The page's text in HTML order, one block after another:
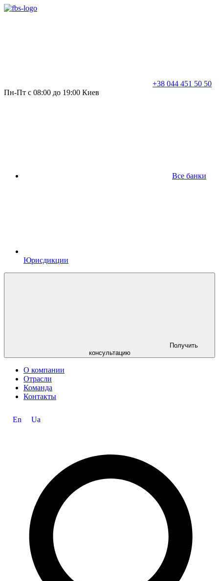
+38 044 451 50 50
Пн-Пт с 08:00 до 19:00 Киев
Все банки
Юрисдикции
Получить
консультацию
О компании
Отрасли
Команда
Контакты
En Ua